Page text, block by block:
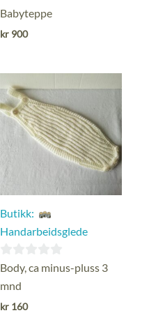
5
Babyteppe
kr 900
Butikk:
Handarbeidsglede
0
ut
av
Body, ca minus-pluss 3
mnd
kr 160